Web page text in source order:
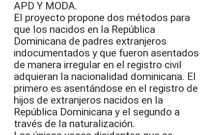
APD Y MODA.
El proyecto propone dos métodos para
que los nacidos en la República
Dominicana de padres extranjeros
indocumentados y que fueron asentados
de manera irregular en el registro civil
adquieran la nacionalidad dominicana. El
primero es asentándose en el registro de
hijos de extranjeros nacidos en la
República Dominicana y el segundo a
través de la naturalización.